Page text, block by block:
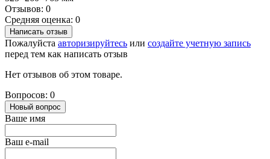
Отзывов: 0
Средняя оценка: 0
Написать отзыв
Пожалуйста авторизируйтесь или создайте учетную запись
перед тем как написать отзыв
Нет отзывов об этом товаре.
Вопросов: 0
Новый вопрос
Ваше имя
Ваш e-mail